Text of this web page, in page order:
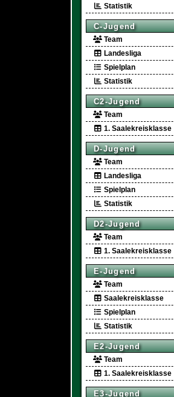
Statistik
C-Jugend
Team
Landesliga
Spielplan
Statistik
C2-Jugend
Team
1. Saalekreisklasse
D-Jugend
Team
Landesliga
Spielplan
Statistik
D2-Jugend
Team
1. Saalekreisklasse
E-Jugend
Team
Saalekreisklasse
Spielplan
Statistik
E2-Jugend
Team
1. Saalekreisklasse
E3-Jugend